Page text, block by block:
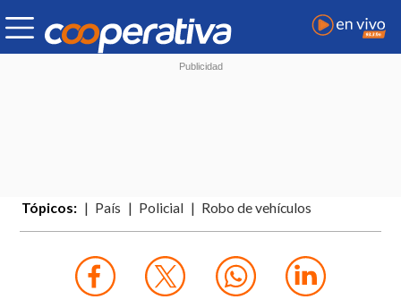
Tópicos: País Policial Robo de vehículos